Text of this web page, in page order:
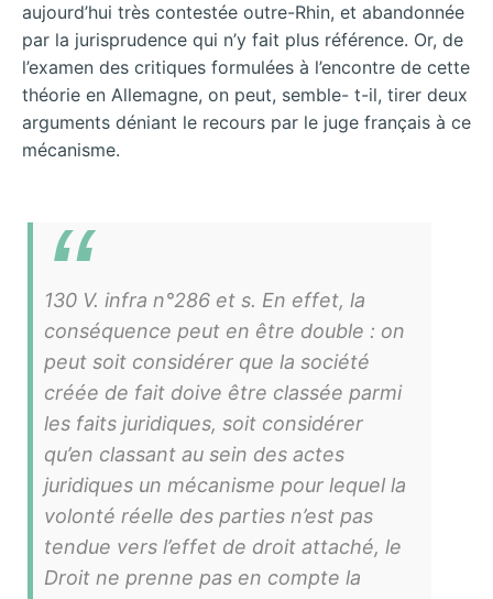
aujourd’hui très contestée outre-Rhin, et abandonnée
par la jurisprudence qui n’y fait plus référence. Or, de
l’examen des critiques formulées à l’encontre de cette
théorie en Allemagne, on peut, semble- t-il, tirer deux
arguments déniant le recours par le juge français à ce
mécanisme.
130 V. infra n°286 et s. En effet, la
conséquence peut en être double : on
peut soit considérer que la société
créée de fait doive être classée parmi
les faits juridiques, soit considérer
qu’en classant au sein des actes
juridiques un mécanisme pour lequel la
volonté réelle des parties n’est pas
tendue vers l’effet de droit attaché, le
Droit ne prenne pas en compte la